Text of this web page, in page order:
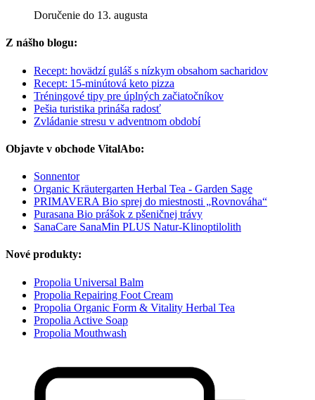
Doručenie do 13. augusta
Z nášho blogu:
Recept: hovädzí guláš s nízkym obsahom sacharidov
Recept: 15-minútová keto pizza
Tréningové tipy pre úplných začiatočníkov
Pešia turistika prináša radosť
Zvládanie stresu v adventnom období
Objavte v obchode VitalAbo:
Sonnentor
Organic Kräutergarten Herbal Tea - Garden Sage
PRIMAVERA Bio sprej do miestnosti „Rovnováha“
Purasana Bio prášok z pšeničnej trávy
SanaCare SanaMin PLUS Natur-Klinoptilolith
Nové produkty:
Propolia Universal Balm
Propolia Repairing Foot Cream
Propolia Organic Form & Vitality Herbal Tea
Propolia Active Soap
Propolia Mouthwash